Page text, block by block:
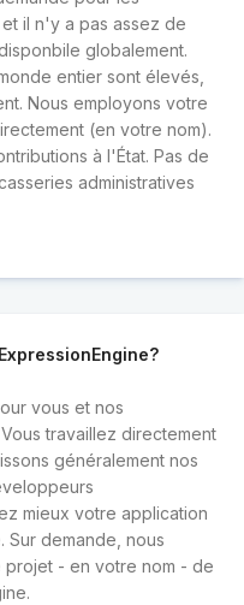
il n'y a pas assez de
globalement.
entier sont élevés,
Nous employons votre
(en votre nom).
à l'État. Pas de
administratives
vous et nos
travaillez directement
généralement nos
mieux votre application
Sur demande, nous
projet - en votre nom - de